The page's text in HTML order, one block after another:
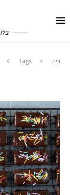
בית Tags